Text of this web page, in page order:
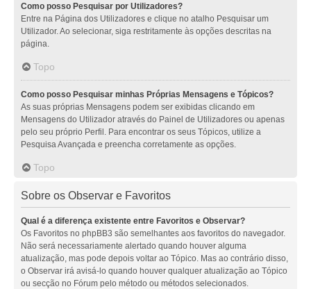
Como posso Pesquisar por Utilizadores?
Entre na Página dos Utilizadores e clique no atalho Pesquisar um
Utilizador. Ao selecionar, siga restritamente às opções descritas na
página.
Topo
Como posso Pesquisar minhas Próprias Mensagens e Tópicos?
As suas próprias Mensagens podem ser exibidas clicando em
Mensagens do Utilizador através do Painel de Utilizadores ou apenas
pelo seu próprio Perfil. Para encontrar os seus Tópicos, utilize a
Pesquisa Avançada e preencha corretamente as opções.
Topo
Sobre os Observar e Favoritos
Qual é a diferença existente entre Favoritos e Observar?
Os Favoritos no phpBB3 são semelhantes aos favoritos do navegador.
Não será necessariamente alertado quando houver alguma
atualização, mas pode depois voltar ao Tópico. Mas ao contrário disso,
o Observar irá avisá-lo quando houver qualquer atualização ao Tópico
ou secção no Fórum pelo método ou métodos selecionados.